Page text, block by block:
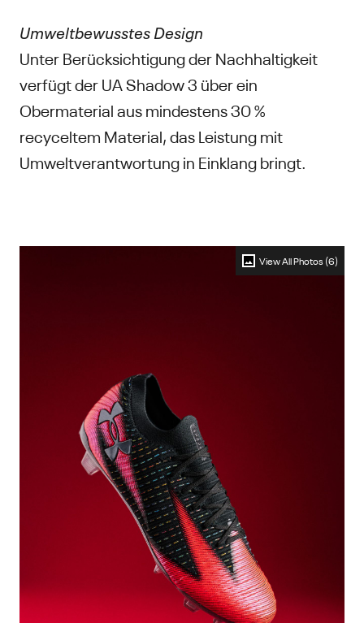
Umweltbewusstes Design
Unter Berücksichtigung der Nachhaltigkeit
verfügt der UA Shadow 3 über ein
Obermaterial aus mindestens 30 %
recyceltem Material, das Leistung mit
Umweltverantwortung in Einklang bringt.
View All Photos (6)